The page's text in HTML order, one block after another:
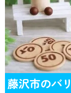
藤沢市のバ